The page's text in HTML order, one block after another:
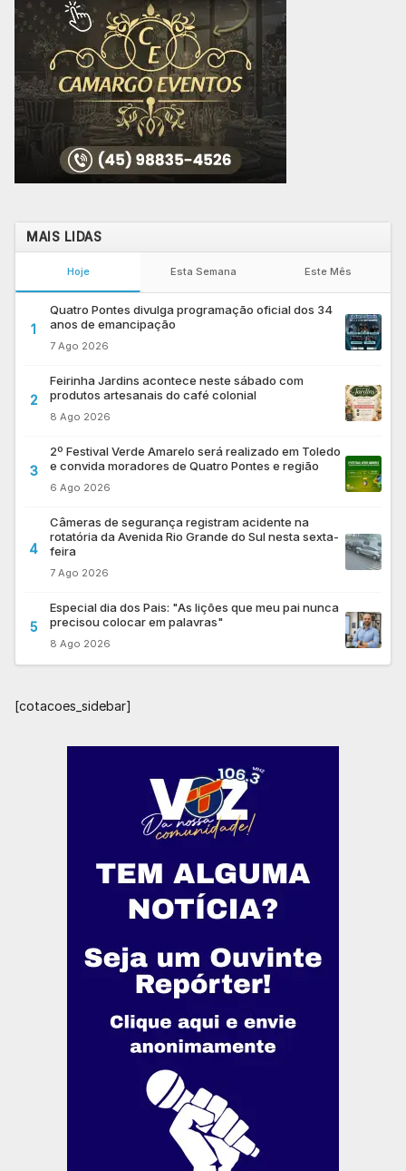
MAIS LIDAS
Hoje Esta Semana Este Mês
1
Quatro Pontes divulga programação oficial dos 34
anos de emancipação
7 Ago 2026
2
Feirinha Jardins acontece neste sábado com
produtos artesanais do café colonial
8 Ago 2026
3
2º Festival Verde Amarelo será realizado em Toledo
e convida moradores de Quatro Pontes e região
6 Ago 2026
4
Câmeras de segurança registram acidente na
rotatória da Avenida Rio Grande do Sul nesta sexta-
feira
7 Ago 2026
5
Especial dia dos Pais: "As lições que meu pai nunca
precisou colocar em palavras"
8 Ago 2026
[cotacoes_sidebar]